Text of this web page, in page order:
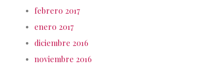
febrero 2017
enero 2017
diciembre 2016
noviembre 2016